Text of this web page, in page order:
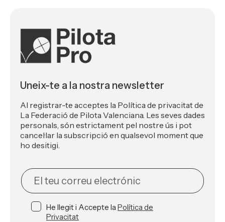
Uneix-te a la nostra newsletter
Al registrar-te acceptes la Política de privacitat de
La Federació de Pilota Valenciana. Les seves dades
personals, són estrictament pel nostre ús i pot
cancel·lar la subscripció en qualsevol moment que
ho desitigi.
NEWSLETTER
He llegit i Accepte la Política de
Privacitat